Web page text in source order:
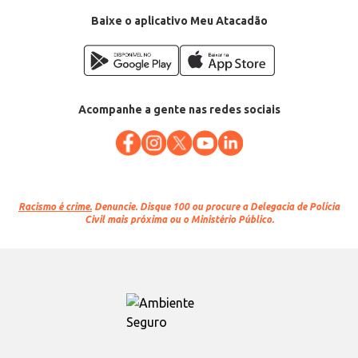
Baixe o aplicativo Meu Atacadão
Acompanhe a gente nas redes sociais
Racismo é crime. Denuncie. Disque 100 ou procure a Delegacia de Polícia
Civil mais próxima ou o Ministério Público.